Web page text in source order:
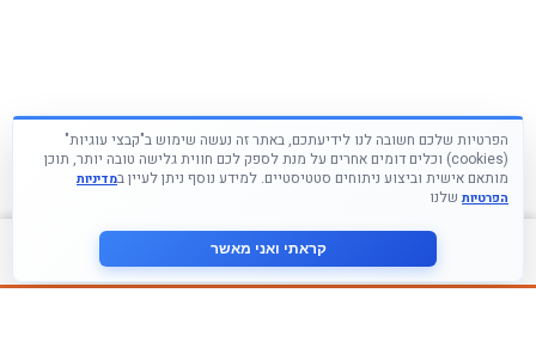
צור קשר
הפרטיות שלכם חשובה לנו לידיעתכם, באתר זה נעשה שימוש ב"קבצי עוגיות"
(cookies) וכלים דומים אחרים על מנת לספק לכם חווית גלישה טובה יותר, תוכן
מותאם אישית וביצוע ניתוחים סטטיסטיים. למידע נוסף ניתן לעיין במדיניות
הפרטיות שלנו
קראתי ואני מאשר